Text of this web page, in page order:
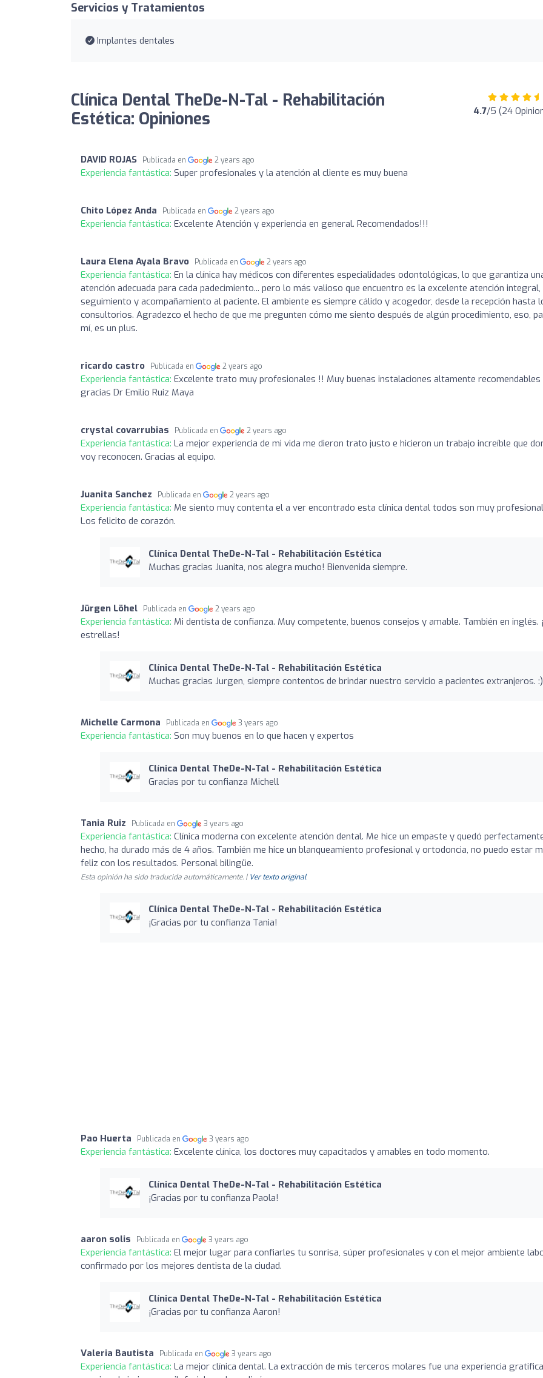
Servicios y Tratamientos
Implantes dentales
Clínica Dental TheDe-N-Tal - Rehabilitación
Estética: Opiniones
4.7/5 (24
DAVID ROJAS Publicada en 2 years ago
Experiencia fantástica: Super profesionales y la atención al cliente es muy buena
Chito López Anda Publicada en 2 years ago
Experiencia fantástica: Excelente Atención y experiencia en general. Recomendados!!!
Laura Elena Ayala Bravo Publicada en 2 years ago
Experiencia fantástica: En la clínica hay médicos con diferentes especialidades odontológicas, lo que garantiza
atención adecuada para cada padecimiento... pero lo más valioso que encuentro es la excelente atención integral,
seguimiento y acompañamiento al paciente. El ambiente es siempre cálido y acogedor, desde la recepción hasta
consultorios. Agradezco el hecho de que me pregunten cómo me siento después de algún procedimiento, eso,
mí, es un plus.
ricardo castro Publicada en 2 years ago
Experiencia fantástica: Excelente trato muy profesionales !! Muy buenas instalaciones altamente recomendables
gracias Dr Emilio Ruiz Maya
crystal covarrubias Publicada en 2 years ago
Experiencia fantástica: La mejor experiencia de mi vida me dieron trato justo e hicieron un trabajo increíble que
voy reconocen. Gracias al equipo.
Juanita Sanchez Publicada en 2 years ago
Experiencia fantástica: Me siento muy contenta el a ver encontrado esta clínica dental todos son muy
Los felicito de corazón.
Clínica Dental TheDe-N-Tal - Rehabilitación Estética
Muchas gracias Juanita, nos alegra mucho! Bienvenida siempre.
Jürgen Löhel Publicada en 2 years ago
Experiencia fantástica: Mi dentista de confianza. Muy competente, buenos consejos y amable. También en inglés.
estrellas!
Clínica Dental TheDe-N-Tal - Rehabilitación Estética
Muchas gracias Jurgen, siempre contentos de brindar nuestro servicio a pacientes extranjeros. :)
Michelle Carmona Publicada en 3 years ago
Experiencia fantástica: Son muy buenos en lo que hacen y expertos
Clínica Dental TheDe-N-Tal - Rehabilitación Estética
Gracias por tu confianza Michell
Tania Ruiz Publicada en 3 years ago
Experiencia fantástica: Clínica moderna con excelente atención dental. Me hice un empaste y quedó
hecho, ha durado más de 4 años. También me hice un blanqueamiento profesional y ortodoncia, no puedo estar
feliz con los resultados. Personal bilingüe.
Esta opinión ha sido traducida automáticamente. | Ver texto original
Clínica Dental TheDe-N-Tal - Rehabilitación Estética
¡Gracias por tu confianza Tania!
Pao Huerta Publicada en 3 years ago
Experiencia fantástica: Excelente clínica, los doctores muy capacitados y amables en todo momento.
Clínica Dental TheDe-N-Tal - Rehabilitación Estética
¡Gracias por tu confianza Paola!
aaron solis Publicada en 3 years ago
Experiencia fantástica: El mejor lugar para confiarles tu sonrisa, súper profesionales y con el mejor ambiente
confirmado por los mejores dentista de la ciudad.
Clínica Dental TheDe-N-Tal - Rehabilitación Estética
¡Gracias por tu confianza Aaron!
Valeria Bautista Publicada en 3 years ago
Experiencia fantástica: La mejor clínica dental. La extracción de mis terceros molares fue una experiencia